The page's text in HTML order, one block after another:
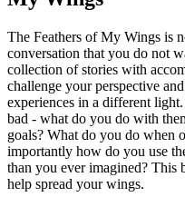
The Feathers of My Wings is
conversation that you do not
collection of stories with
challenge your perspective
experiences in a different
bad - what do you do with
goals? What do you do when
importantly how do you use
than you ever imagined? This
help spread your wings.